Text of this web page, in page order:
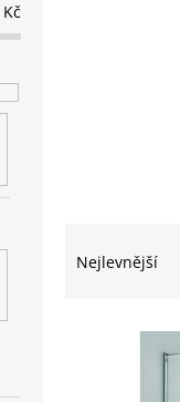
Kč
Nejlevnější